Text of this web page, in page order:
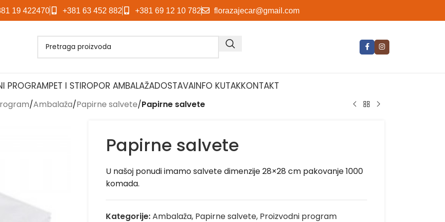
19 422470 +381 63 452 882 +381 69 12 10 782 florazajecar@gmail.com
PROGRAMPET I STIROPOR AMBALAŽADOSTAVAINFO KUTAKKONTAKT
/Ambalaža/Papirne salvete/Papirne salvete
Papirne salvete
U našoj ponudi imamo salvete dimenzije 28×28 cm pakovanje 1000
komada.
Kategorije:Ambalaža, Papirne salvete, Proizvodni program